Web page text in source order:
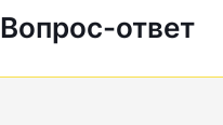
Вопрос-ответ